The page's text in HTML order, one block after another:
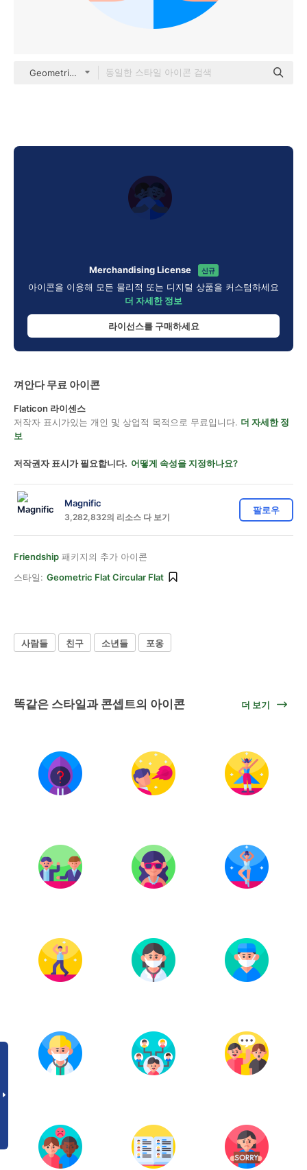
Geometric Flat Circular Flat
Merchandising License 신규
아이콘을 이용해 모든 물리적 또는 디지털 상품을 커스텀하세요
더 자세한 정보
라이선스를 구매하세요
껴안다 무료 아이콘
Flaticon 라이센스
저작자 표시가있는 개인 및 상업적 목적으로 무료입니다. 더 자세한 정
보
저작권자 표시가 필요합니다. 어떻게 속성을 지정하나요?
Magnific
3,282,832의 리소스 다 보기
팔로우
Friendship 패키지의 추가 아이콘
스타일: Geometric Flat Circular Flat
사람들 친구 소년들 포옹
똑같은 스타일과 콘셉트의 아이콘 더 보기